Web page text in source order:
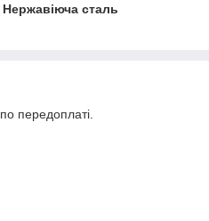
Нержавіюча сталь
передоплаті.